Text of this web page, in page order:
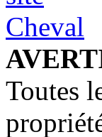
Toutes